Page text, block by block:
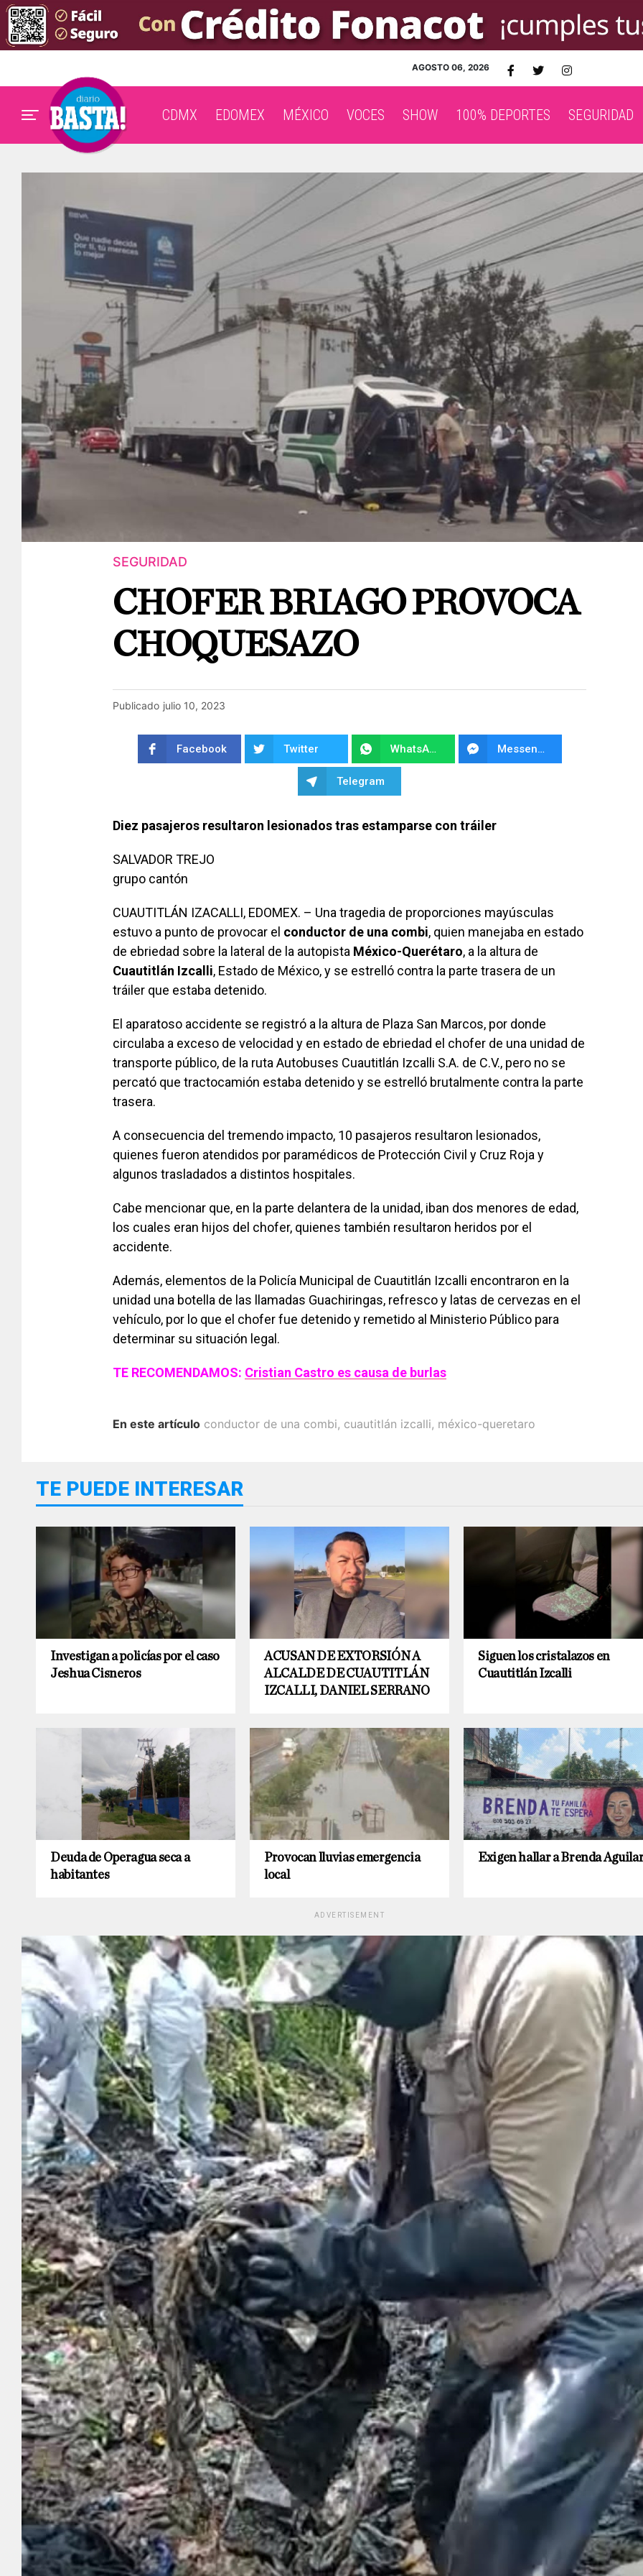
AGOSTO 06, 2026
CDMX EDOMEX MÉXICO VOCES SHOW 100% DEPORTES SEGURIDAD
SEGURIDAD
CHOFER BRIAGO PROVOCA
CHOQUESAZO
Publicado julio 10, 2023
Facebook Twitter WhatsApp Messenger
Telegram
Diez pasajeros resultaron lesionados tras estamparse con tráiler
SALVADOR TREJO
grupo cantón
CUAUTITLÁN IZACALLI, EDOMEX. – Una tragedia de proporciones mayúsculas
estuvo a punto de provocar el conductor de una combi, quien manejaba en estado
de ebriedad sobre la lateral de la autopista México-Querétaro, a la altura de
Cuautitlán Izcalli, Estado de México, y se estrelló contra la parte trasera de un
tráiler que estaba detenido.
El aparatoso accidente se registró a la altura de Plaza San Marcos, por donde
circulaba a exceso de velocidad y en estado de ebriedad el chofer de una unidad de
transporte público, de la ruta Autobuses Cuautitlán Izcalli S.A. de C.V., pero no se
percató que tractocamión estaba detenido y se estrelló brutalmente contra la parte
trasera.
A consecuencia del tremendo impacto, 10 pasajeros resultaron lesionados,
quienes fueron atendidos por paramédicos de Protección Civil y Cruz Roja y
algunos trasladados a distintos hospitales.
Cabe mencionar que, en la parte delantera de la unidad, iban dos menores de edad,
los cuales eran hijos del chofer, quienes también resultaron heridos por el
accidente.
Además, elementos de la Policía Municipal de Cuautitlán Izcalli encontraron en la
unidad una botella de las llamadas Guachiringas, refresco y latas de cervezas en el
vehículo, por lo que el chofer fue detenido y remetido al Ministerio Público para
determinar su situación legal.
TE RECOMENDAMOS: Cristian Castro es causa de burlas
En este artículo conductor de una combi, cuautitlán izcalli, méxico-queretaro
TE PUEDE INTERESAR
Investigan a policías por el caso
Jeshua Cisneros
ACUSAN DE EXTORSIÓN A
ALCALDE DE CUAUTITLÁN
IZCALLI, DANIEL SERRANO
Siguen los cristalazos en
Cuautitlán Izcalli
Deuda de Operagua seca a
habitantes
Provocan lluvias emergencia
local
Exigen hallar a Brenda
ADVERTISEMENT